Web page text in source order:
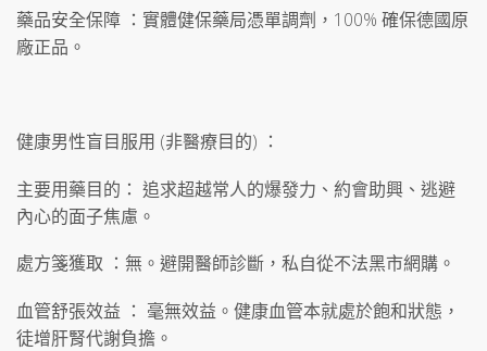
藥品安全保障 ：實體健保藥局憑單調劑，100% 確保德國原
廠正品。
健康男性盲目服用 (非醫療目的) ：
主要用藥目的： 追求超越常人的爆發力、約會助興、逃避
內心的面子焦慮。
處方箋獲取 ：無。避開醫師診斷，私自從不法黑市網購。
血管舒張效益 ： 毫無效益。健康血管本就處於飽和狀態，
徒增肝腎代謝負擔。